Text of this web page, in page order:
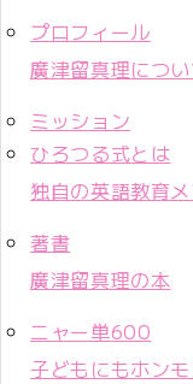
プロフィール
廣津留真理につ
ミッション
ひろつる式とは
独自の英語教育
著書
廣津留真理の本
ニャー単600
子どもにもホン